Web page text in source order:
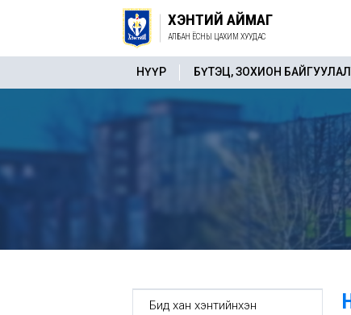
ХЭНТИЙ АЙМАГ
АЛБАН ЁСНЫ ЦАХИМ ХУУДАС
НҮҮР БҮТЭЦ, ЗОХИОН
Бид хан хэнтийнхэн